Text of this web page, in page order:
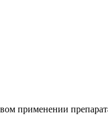
применении